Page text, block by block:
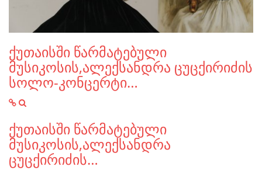
ქუთაისში წარმატებული
მუსიკოსის,ალექსანდრა ცუცქირიძის
სოლო-კონცერტი…
ქუთაისში წარმატებული
მუსიკოსის,ალექსანდრა
ცუცქირიძის…